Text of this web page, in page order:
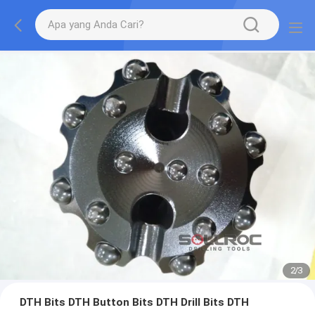
2/3
DTH Bits DTH Button Bits DTH Drill Bits DTH